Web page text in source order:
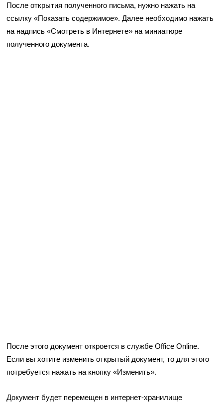
После открытия полученного письма, нужно нажать на
ссылку «Показать содержимое». Далее необходимо нажать
на надпись «Смотреть в Интернете» на миниатюре
полученного документа.
После этого документ откроется в службе Office Online.
Если вы хотите изменить открытый документ, то для этого
потребуется нажать на кнопку «Изменить».
Документ будет перемещен в интернет-хранилище